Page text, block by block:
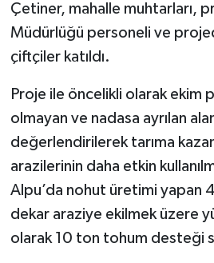
Çetiner, mahalle muhtarları,
Müdürlüğü personeli ve
çiftçiler katıldı.
Proje ile öncelikli olarak ekim
olmayan ve nadasa ayrılan
değerlendirilerek tarıma
arazilerinin daha etkin
Alpu’da nohut üretimi yapan
dekar araziye ekilmek üzere
olarak 10 ton tohum desteği